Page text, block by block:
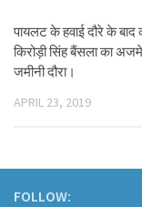
पायलट के हवाई दौरे के बाद
किरोड़ी सिंह बैंसला का
जमीनी दौरा।
APRIL 23, 2019
FOLLOW: